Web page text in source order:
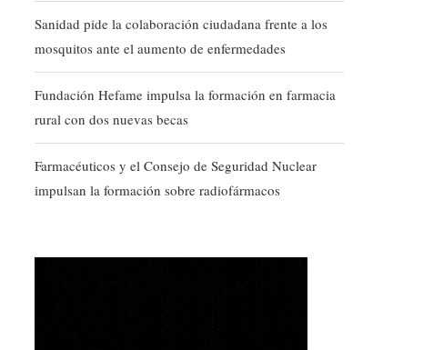
Sanidad pide la colaboración ciudadana frente a los
mosquitos ante el aumento de enfermedades
Fundación Hefame impulsa la formación en farmacia
rural con dos nuevas becas
Farmacéuticos y el Consejo de Seguridad Nuclear
impulsan la formación sobre radiofármacos